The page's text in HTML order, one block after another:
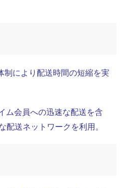
制により配送時間の短縮を実
ム会員への迅速な配送を含
配送ネットワークを利用。